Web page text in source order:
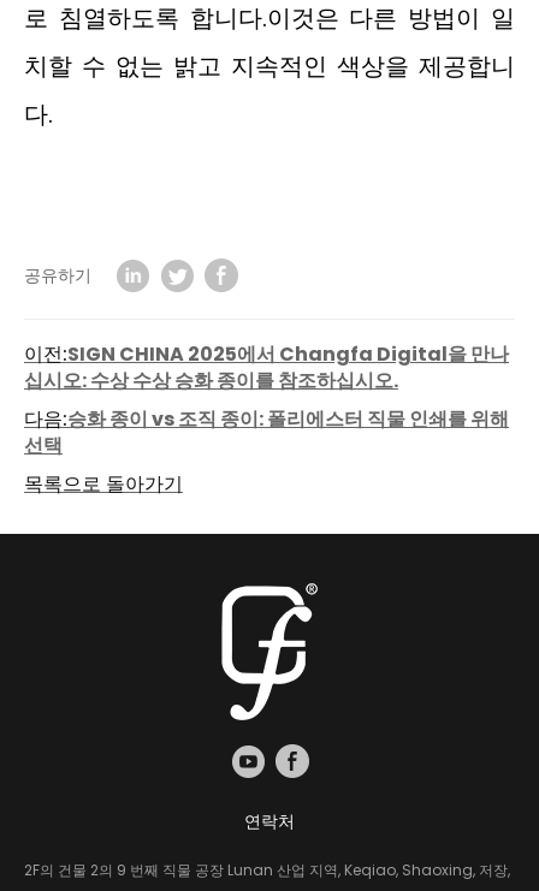
로 침열하도록 합니다.이것은 다른 방법이 일
치할 수 없는 밝고 지속적인 색상을 제공합니
다.
공유하기
이전:SIGN CHINA 2025에서 Changfa Digital을 만나
십시오: 수상 수상 승화 종이를 참조하십시오.
다음:승화 종이 vs 조직 종이: 폴리에스터 직물 인쇄를 위해
선택
목록으로 돌아가기
연락처
2F의 건물 2의 9 번째 직물 공장 Lunan 산업 지역, Keqiao, Shaoxing, 저장,